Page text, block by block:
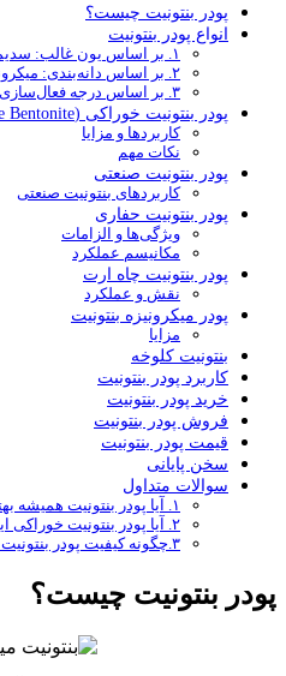
پودر بنتونیت چیست؟
انواع پودر بنتونیت
۱. بر اساس یون غالب: سدیمی و کلسیمی
۲. بر اساس دانه‌بندی: میکرونیزه و معمولی
۳. بر اساس درجه فعال‌سازی
پودر بنتونیت خوراکی (Food-Grade Bentonite)
کاربردها و مزایا
نکات مهم
پودر بنتونیت صنعتی
کاربردهای بنتونیت صنعتی
پودر بنتونیت حفاری
ویژگی‌ها و الزامات
مکانیسم عملکرد
پودر بنتونیت چاه ارت
نقش و عملکرد
پودر میکرونیزه بنتونیت
مزایا
بنتونیت کلوخه
کاربرد پودر بنتونیت
خرید پودر بنتونیت
فروش پودر بنتونیت
قیمت پودر بنتونیت
سخن پایانی
سوالات متداول
۱. آیا پودر بنتونیت همیشه بهتر از کلوخه است؟
۲. آیا پودر بنتونیت خوراکی ایمن است؟
۳.چگونه کیفیت پودر بنتونیت را ارزیابی کنیم؟
پودر بنتونیت چیست؟